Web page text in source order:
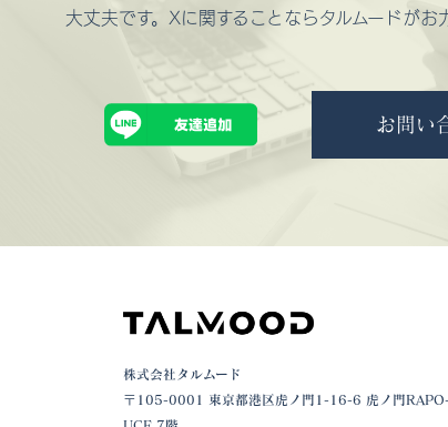
大丈夫です。Xに関することならタルムードがお
お問い
株式会社タルムード
〒105-0001 東京都港区虎ノ門1-16-6 虎ノ門